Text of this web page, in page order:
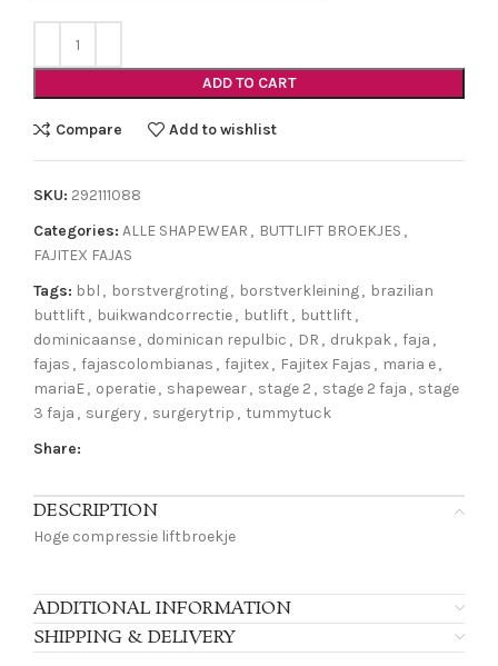
ADD TO CART
Compare Add to wishlist
SKU: 292111088
Categories: ALLE SHAPEWEAR , BUTTLIFT BROEKJES ,
FAJITEX FAJAS
Tags: bbl , borstvergroting, borstverkleining, brazilian
buttlift , buikwandcorrectie, butlift , buttlift ,
dominicaanse, dominican repulbic , DR , drukpak, faja ,
fajas , fajascolombianas , fajitex, Fajitex Fajas , maria e,
mariaE, operatie, shapewear, stage 2 , stage 2 faja , stage
3 faja , surgery, surgerytrip , tummytuck
Share:
DESCRIPTION
Hoge compressie liftbroekje
ADDITIONAL INFORMATION
SHIPPING & DELIVERY